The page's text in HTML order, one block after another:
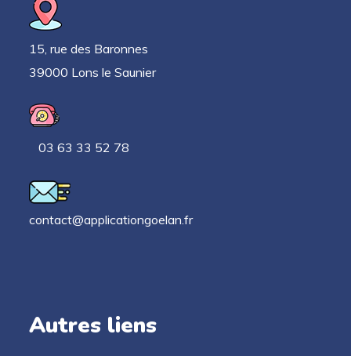
15, rue des Baronnes
39000 Lons le Saunier
03 63 33 52 78
contact@applicationgoelan.fr
Autres liens